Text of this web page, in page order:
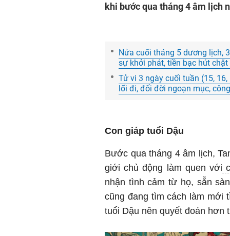
khi bước qua tháng 4 âm lịch
Nửa cuối tháng 5 dương lịch,
sự khởi phát, tiền bạc hút
Tử vi 3 ngày cuối tuần (15,
lối đi, đổi đời ngoạn mục,
Con giáp tuổi Dậu
Bước qua tháng 4 âm lịch,
giới chủ động làm quen với
nhận tình cảm từ họ, sẵn
cũng đang tìm cách làm mới
tuổi Dậu nên quyết đoán hơn